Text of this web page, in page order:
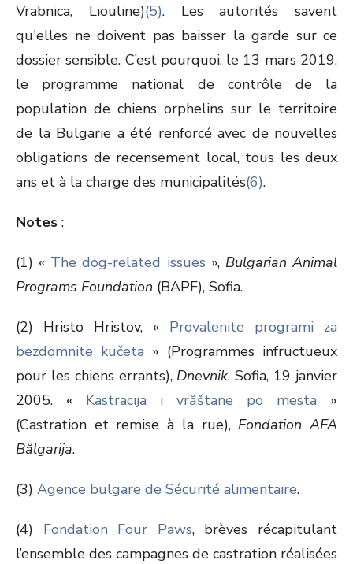
Vrabnica, Liouline)(5). Les autorités savent
qu'elles ne doivent pas baisser la garde sur ce
dossier sensible. C’est pourquoi, le 13 mars 2019,
le programme national de contrôle de la
population de chiens orphelins sur le territoire
de la Bulgarie a été renforcé avec de nouvelles
obligations de recensement local, tous les deux
ans et à la charge des municipalités(6).
Notes :
(1) « The dog-related issues », Bulgarian Animal
Programs Foundation (BAPF), Sofia.
(2) Hristo Hristov, « Provalenite programi za
bezdomnite kučeta » (Programmes infructueux
pour les chiens errants), Dnevnik, Sofia, 19 janvier
2005. « Kastracija i vrăštane po mesta »
(Castration et remise à la rue), Fondation AFA
Bălgarija.
(3) Agence bulgare de Sécurité alimentaire.
(4) Fondation Four Paws, brèves récapitulant
l’ensemble des campagnes de castration réalisées